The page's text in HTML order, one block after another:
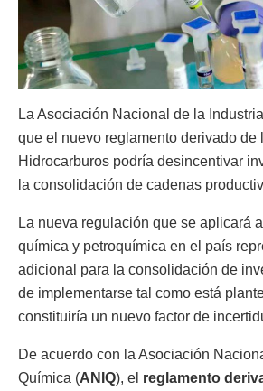
La Asociación Nacional de la
que el nuevo reglamento derivado de
Hidrocarburos podría desincentivar
la consolidación de cadenas
La nueva regulación que se aplicará
química y petroquímica en el país
adicional para la consolidación de
de implementarse tal como está
constituiría un nuevo factor de
De acuerdo con la Asociación
Química (ANIQ), el reglamento